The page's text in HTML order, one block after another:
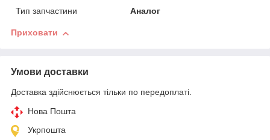
Тип запчастини
Аналог
Приховати
Умови доставки
Доставка здійснюється тільки по передоплаті.
Нова Пошта
Укрпошта